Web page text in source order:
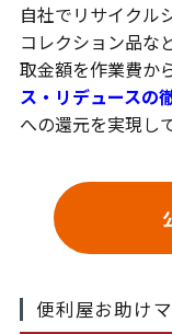
自社でリサイクル
コレクション品な
取金額を作業費か
ス・リデュースの
への還元を実現し
便利屋お助け